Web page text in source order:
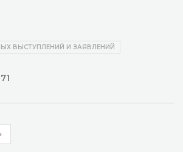
ВЫСТУПЛЕНИЙ И ЗАЯВЛЕНИЙ